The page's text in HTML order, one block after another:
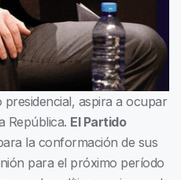
presidencial, aspira a ocupar
República. El Partido
la conformación de sus
para el próximo período